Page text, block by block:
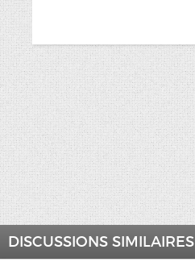
DISCUSSIONS SIMILAIRES